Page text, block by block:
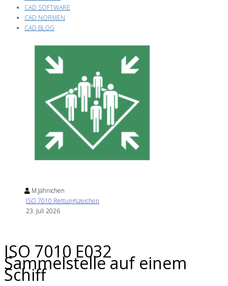
CAD SOFTWARE
CAD NORMEN
CAD BLOG
M.Jähnichen
ISO 7010 Rettungszeichen
23. Juli 2026
ISO 7010 E032
Sammelstelle auf einem
Schiff